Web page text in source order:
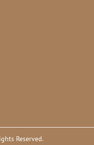
Reserved.